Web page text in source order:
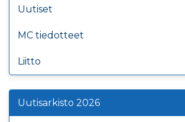
Uutiset
MC tiedotteet
Liitto
Uutisarkisto 2026